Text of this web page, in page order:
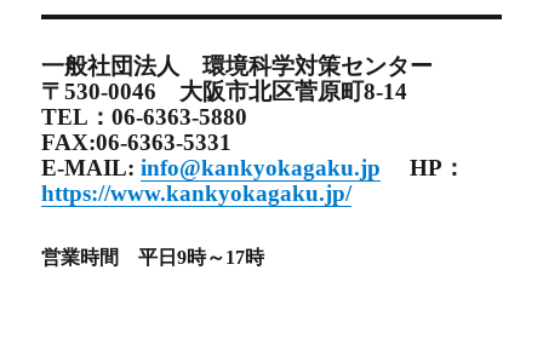
一般社団法人 環境科学対策センター
〒530-0046 大阪市北区菅原町8-14
TEL：06-6363-5880
FAX:06-6363-5331
E-MAIL:info@kankyokagaku.jp HP：
https://www.kankyokagaku.jp/
営業時間 平日9時～17時